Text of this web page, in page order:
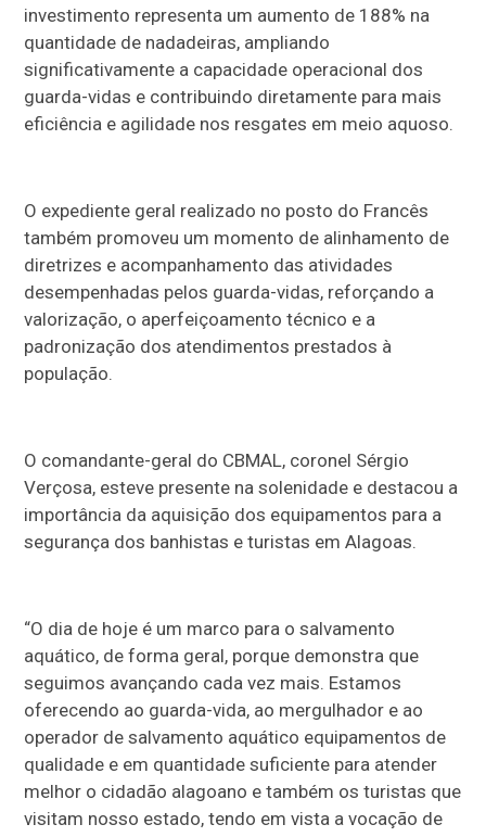
investimento representa um aumento de 188% na
quantidade de nadadeiras, ampliando
significativamente a capacidade operacional dos
guarda-vidas e contribuindo diretamente para mais
eficiência e agilidade nos resgates em meio aquoso.
O expediente geral realizado no posto do Francês
também promoveu um momento de alinhamento de
diretrizes e acompanhamento das atividades
desempenhadas pelos guarda-vidas, reforçando a
valorização, o aperfeiçoamento técnico e a
padronização dos atendimentos prestados à
população.
O comandante-geral do CBMAL, coronel Sérgio
Verçosa, esteve presente na solenidade e destacou a
importância da aquisição dos equipamentos para a
segurança dos banhistas e turistas em Alagoas.
“O dia de hoje é um marco para o salvamento
aquático, de forma geral, porque demonstra que
seguimos avançando cada vez mais. Estamos
oferecendo ao guarda-vida, ao mergulhador e ao
operador de salvamento aquático equipamentos de
qualidade e em quantidade suficiente para atender
melhor o cidadão alagoano e também os turistas que
visitam nosso estado, tendo em vista a vocação de